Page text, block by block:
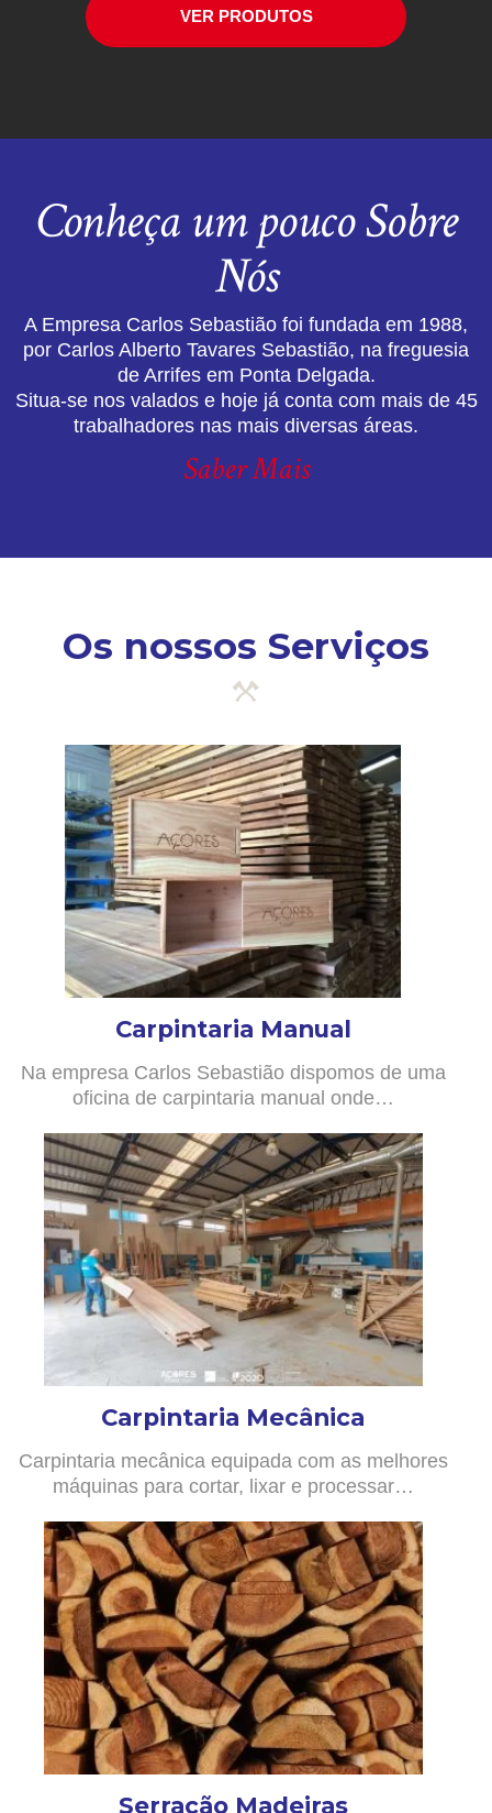
VER PRODUTOS
Conheça um pouco Sobre
Nós
A Empresa Carlos Sebastião foi fundada em 1988,
por Carlos Alberto Tavares Sebastião, na freguesia
de Arrifes em Ponta Delgada.
Situa-se nos valados e hoje já conta com mais de 45
trabalhadores nas mais diversas áreas.
Saber Mais
Os nossos Serviços
Carpintaria Manual
Na empresa Carlos Sebastião dispomos de uma
oficina de carpintaria manual onde…
Carpintaria Mecânica
Carpintaria mecânica equipada com as melhores
máquinas para cortar, lixar e processar…
Serração Madeiras